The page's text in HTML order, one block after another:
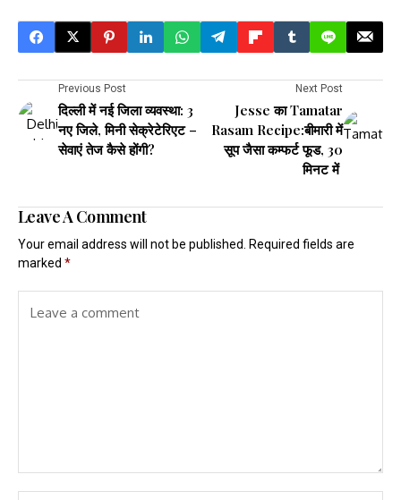
Previous Post
दिल्ली में नई जिला व्यवस्था: 3
नए जिले, मिनी सेक्रेटेरिएट –
सेवाएं तेज कैसे होंगी?
Next Post
Jesse का Tamatar
Rasam Recipe:बीमारी में
सूप जैसा कम्फर्ट फूड, 30
मिनट में
Leave A Comment
Your email address will not be published. Required fields are
marked *